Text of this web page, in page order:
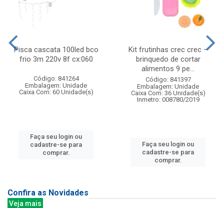
Pisca cascata 100led bco
frio 3m 220v 8f cx:060
Código: 841264
Embalagem: Unidade
Caixa Com: 60 Unidade(s)
Faça seu login ou
cadastre-se para
comprar.
Kit frutinhas crec crec –
brinquedo de cortar
alimentos 9 pe...
Código: 841397
Embalagem: Unidade
Caixa Com: 36 Unidade(s)
Inmetro: 008780/2019
Faça seu login ou
cadastre-se para
comprar.
Confira as Novidades
Veja mais